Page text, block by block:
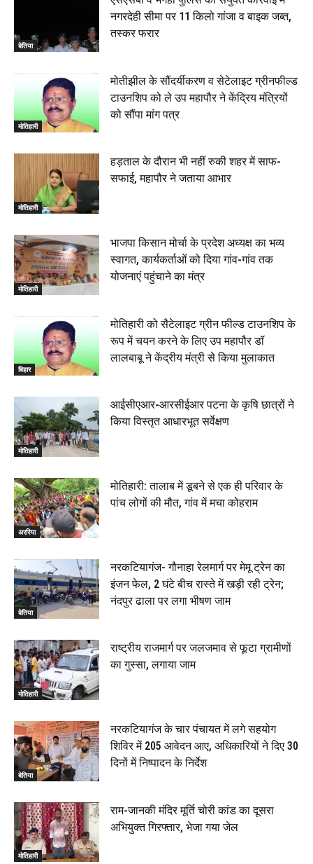
बेतिया : मझौलिया में 1.24 क्विंटल गांजा के साथ बोलेरो ज़ब्त, दो
तस्कर गिरफ्तार, 4 July 2026
00:39
रक्सौल : सुरक्षा जॉंच को सोना-चांदी दुकानों का एसडीपीओ और
थानाध्यक्ष ने किया निरीक्षण, 19 June 2026
00:58
बेतिया में सगे भाई ने मां के साथ मिलकर की भाई की हत्या, शव
जलाया, दोनों गिरफ्तार, 14 June 2026
00:12
मोतिहारी। NDA सरकार, 12 साल विश्वास के, मीडिया संवाद में
सांसद रधामोहन सिंह, 13 June 2026
02:19
बेतिया
नगरदेही सीमा पर 11 किलो गांजा व बाइक जब्त,
तस्कर फरार
मोतिहारी
मोतीझील के सौंदर्यीकरण व सेटेलाइट ग्रीनफील्ड
टाउनशिप को ले उप महापौर ने केंद्रिय मंत्रियों
को सौंपा मांग पत्र
मोतिहारी
हड़ताल के दौरान भी नहीं रुकी शहर में साफ-
सफाई, महापौर ने जताया आभार
मोतिहारी
भाजपा किसान मोर्चा के प्रदेश अध्यक्ष का भव्य
स्वागत, कार्यकर्ताओं को दिया गांव-गांव तक
योजनाएं पहुंचाने का मंत्र
बिहार
मोतिहारी को सैटेलाइट ग्रीन फील्ड टाउनशिप के
रूप में चयन करने के लिए उप महापौर डॉ
लालबाबू ने केंद्रीय मंत्री से किया मुलाकात
मोतिहारी
आईसीएआर-आरसीईआर पटना के कृषि छात्रों ने
किया विस्तृत आधारभूत सर्वेक्षण
अररिया
मोतिहारी: तालाब में डूबने से एक ही परिवार के
पांच लोगों की मौत, गांव में मचा कोहराम
बेतिया
नरकटियागंज- गौनाहा रेलमार्ग पर मेमू ट्रेन का
इंजन फेल, 2 घंटे बीच रास्ते में खड़ी रही ट्रेन;
नंदपुर ढाला पर लगा भीषण जाम
मोतिहारी
राष्ट्रीय राजमार्ग पर जलजमाव से फूटा ग्रामीणों
का गुस्सा, लगाया जाम
बेतिया
नरकटियागंज के चार पंचायत में लगे सहयोग
शिविर में 205 आवेदन आए, अधिकारियों ने दिए 30
दिनों में निष्पादन के निर्देश
मोतिहारी
राम-जानकी मंदिर मूर्ति चोरी कांड का दूसरा
अभियुक्त गिरफ्तार, भेजा गया जेल